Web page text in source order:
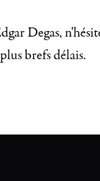
Degas,
brefs délais.